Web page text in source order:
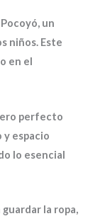
un
niños. Este
en el
perfecto
y espacio
lo esencial
la ropa,